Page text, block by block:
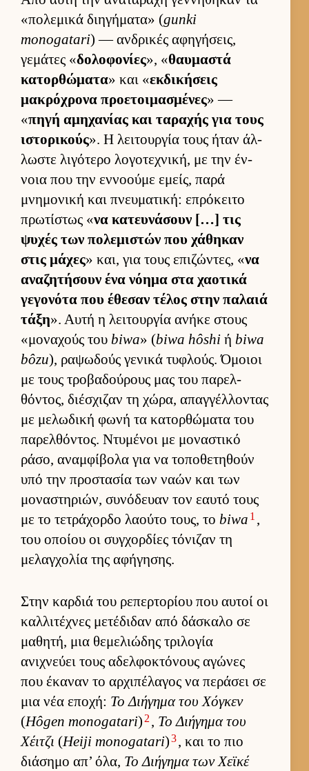
«πολεμικά διηγήματα» (gunki
monogatari) — αν­δρικές αφηγήσεις,
γεμάτες «δολοφονίες», «θαυ­μαστά
κατορ­θώματα» και «εκ­δικήσεις
μακρόχρονα προε­τοι­μασμένες» —
«πηγή αμηχανίας και ταραχής για τους
ιστορικούς». Η λει­τουρ­γία τους ήταν άλ­
λωστε λιγότερο λογοτεχνική, με την έν­
νοια που την εν­νοούμε εμείς, παρά
μνημονική και πνευ­ματική: επρόκειτο
πρωτίστως «να κατευ­νάσουν […] τις
ψυχές των πολεμιστών που χάθηκαν
στις μάχες» και, για τους επιζώντες, «να
αναζητήσουν ένα νόημα στα χαοτικά
γεγονότα που έθεσαν τέλος στην παλαιά
τάξη». Αυτή η λει­τουρ­γία ανήκε στους
«μοναχούς του biwa» (biwa hôshi ή biwa
bôzu), ραψωδούς γενικά τυφλούς. Όμοιοι
με τους τροβαδού­ρους μας του παρελ­
θόντος, διέσχιζαν τη χώρα, απαγ­γέλ­λοντας
με μελωδική φωνή τα κατορ­θώματα του
παρελ­θόντος. Ντυμένοι με μοναστικό
ράσο, αναμ­φίβολα για να τοποθετηθούν
υπό την προστασία των ναών και των
μοναστηριών, συνόδευαν τον εαυτό τους
με το τετράχορδο λαούτο τους, το biwa 1 ,
του οποίου οι συγ­χορ­δίες τόνιζαν τη
μελαγ­χολία της αφήγησης.
Στην καρ­διά του ρεπερ­τορίου που αυ­τοί οι
καλ­λιτέχνες μετέδιδαν από δάσκαλο σε
μαθητή, μια θεμελιώδης τριλογία
ανιχνεύει τους αδελ­φοκτόνους αγώνες
που έκαναν το αρ­χιπέλαγος να περάσει σε
μια νέα εποχή: Το Διήγημα του Χόγκεν
(Hôgen monogatari) 2 , Το Διήγημα του
Χέιτζι (Heiji monogatari)3, και το πιο
διάσημο απ’ όλα, Το Διήγημα των Χεϊκέ